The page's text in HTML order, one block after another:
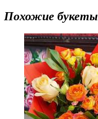
Похожие букеты